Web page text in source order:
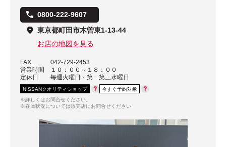
0800-222-9607
東京都町田市木曽東1-13-44
お店の地図を見る
FAX
042-729-2453
営業時間
１０：００～１８：００
定休日
毎週火曜日・第一第三水曜日
NISSANクオリティショップ
今すぐ予約対象
※詳しくはお問合せください。
※在庫状況については販売店にお問合せください